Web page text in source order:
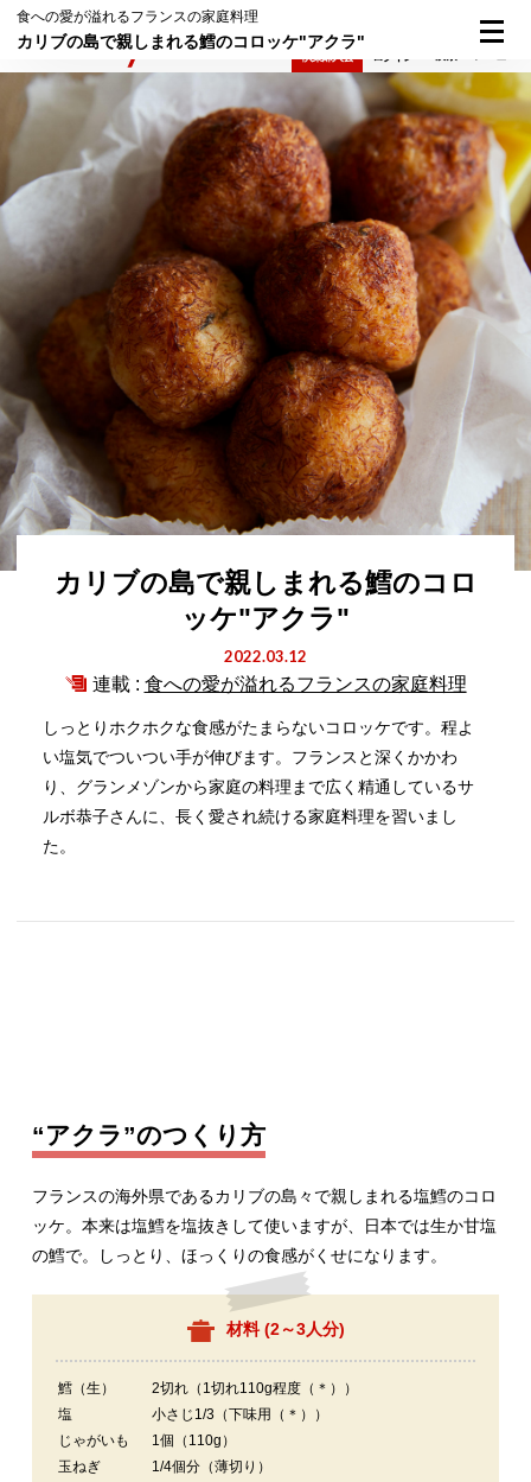
食への愛が溢れるフランスの家庭料理
カリブの島で親しまれる鱈のコロッケ"アクラ"
カリブの島で親しまれる鱈のコロ
ッケ"アクラ"
2022.03.12
連載 : 食への愛が溢れるフランスの家庭料理
しっとりホクホクな食感がたまらないコロッケです。程よ
い塩気でついつい手が伸びます。フランスと深くかかわ
り、グランメゾンから家庭の料理まで広く精通しているサ
ルボ恭子さんに、長く愛され続ける家庭料理を習いまし
た。
“アクラ”のつくり方
フランスの海外県であるカリブの島々で親しまれる塩鱈のコロ
ッケ。本来は塩鱈を塩抜きして使いますが、日本では生か甘塩
の鱈で。しっとり、ほっくりの食感がくせになります。
材料 (2～3人分)
鱈（生）
2切れ（1切れ110g程度（＊））
塩
小さじ1/3（下味用（＊））
じゃがいも
1個（110g）
玉ねぎ
1/4個分（薄切り）